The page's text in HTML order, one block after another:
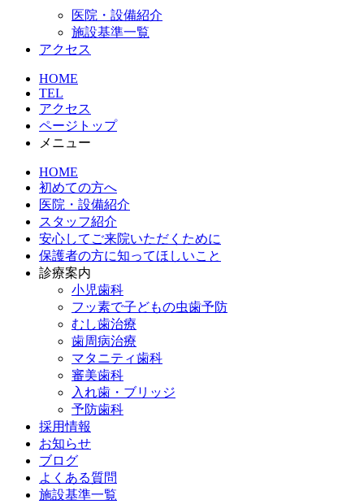
医院・設備紹介
施設基準一覧
アクセス
HOME
TEL
アクセス
ページトップ
メニュー
HOME
初めての方へ
医院・設備紹介
スタッフ紹介
安心してご来院いただくために
保護者の方に知ってほしいこと
診療案内
小児歯科
フッ素で子どもの虫歯予防
むし歯治療
歯周病治療
マタニティ歯科
審美歯科
入れ歯・ブリッジ
予防歯科
採用情報
お知らせ
ブログ
よくある質問
施設基準一覧